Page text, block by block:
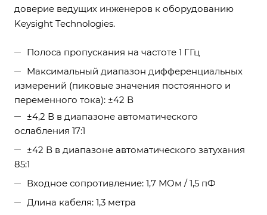
доверие ведущих инженеров к оборудованию
Keysight Technologies.
Полоса пропускания на частоте 1 ГГц
Максимальный диапазон дифференциальных
измерений (пиковые значения постоянного и
переменного тока): ±42 В
±4,2 В в диапазоне автоматического
ослабления 17:1
±42 В в диапазоне автоматического затухания
85:1
Входное сопротивление: 1,7 МОм / 1,5 пФ
Длина кабеля: 1,3 метра